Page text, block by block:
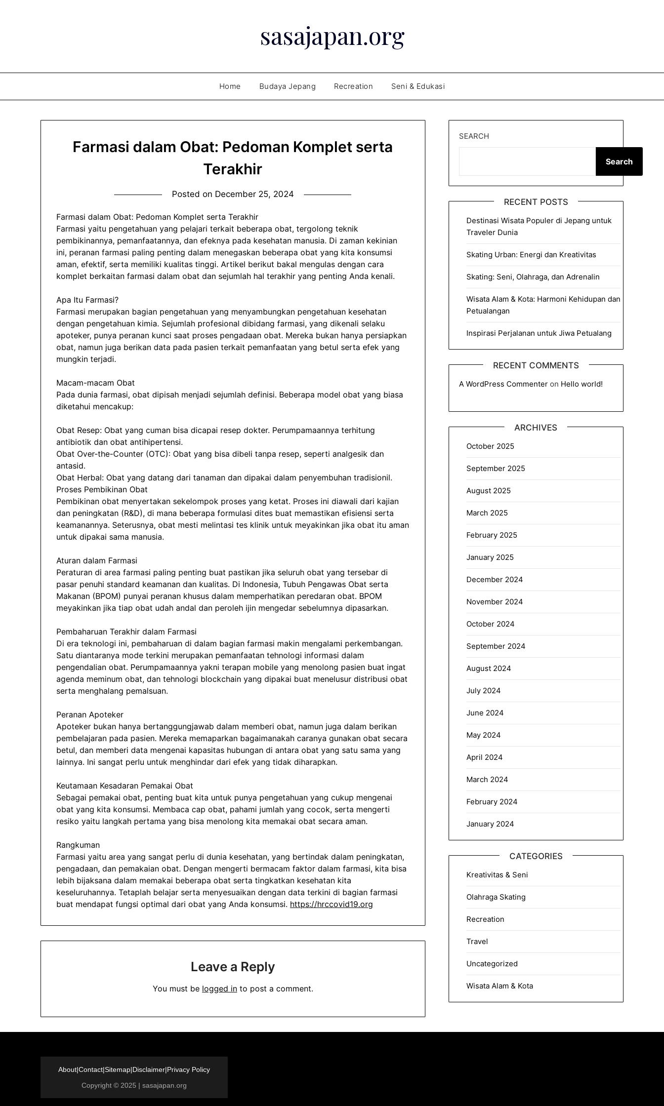
sasajapan.org
Home Budaya Jepang Recreation Seni & Edukasi
Farmasi dalam Obat: Pedoman Komplet serta
Terakhir
Posted on December 25, 2024
Farmasi dalam Obat: Pedoman Komplet serta Terakhir
Farmasi yaitu pengetahuan yang pelajari terkait beberapa obat, tergolong teknik
pembikinannya, pemanfaatannya, dan efeknya pada kesehatan manusia. Di zaman kekinian
ini, peranan farmasi paling penting dalam menegaskan beberapa obat yang kita konsumsi
aman, efektif, serta memiliki kualitas tinggi. Artikel berikut bakal mengulas dengan cara
komplet berkaitan farmasi dalam obat dan sejumlah hal terakhir yang penting Anda kenali.
Apa Itu Farmasi?
Farmasi merupakan bagian pengetahuan yang menyambungkan pengetahuan kesehatan
dengan pengetahuan kimia. Sejumlah profesional dibidang farmasi, yang dikenali selaku
apoteker, punya peranan kunci saat proses pengadaan obat. Mereka bukan hanya persiapkan
obat, namun juga berikan data pada pasien terkait pemanfaatan yang betul serta efek yang
mungkin terjadi.
Macam-macam Obat
Pada dunia farmasi, obat dipisah menjadi sejumlah definisi. Beberapa model obat yang biasa
diketahui mencakup:
Obat Resep: Obat yang cuman bisa dicapai resep dokter. Perumpamaannya terhitung
antibiotik dan obat antihipertensi.
Obat Over-the-Counter (OTC): Obat yang bisa dibeli tanpa resep, seperti analgesik dan
antasid.
Obat Herbal: Obat yang datang dari tanaman dan dipakai dalam penyembuhan tradisionil.
Proses Pembikinan Obat
Pembikinan obat menyertakan sekelompok proses yang ketat. Proses ini diawali dari kajian
dan peningkatan (R&D), di mana beberapa formulasi dites buat memastikan efisiensi serta
keamanannya. Seterusnya, obat mesti melintasi tes klinik untuk meyakinkan jika obat itu aman
untuk dipakai sama manusia.
Aturan dalam Farmasi
Peraturan di area farmasi paling penting buat pastikan jika seluruh obat yang tersebar di
pasar penuhi standard keamanan dan kualitas. Di Indonesia, Tubuh Pengawas Obat serta
Makanan (BPOM) punyai peranan khusus dalam memperhatikan peredaran obat. BPOM
meyakinkan jika tiap obat udah andal dan peroleh ijin mengedar sebelumnya dipasarkan.
Pembaharuan Terakhir dalam Farmasi
Di era teknologi ini, pembaharuan di dalam bagian farmasi makin mengalami perkembangan.
Satu diantaranya mode terkini merupakan pemanfaatan tehnologi informasi dalam
pengendalian obat. Perumpamaannya yakni terapan mobile yang menolong pasien buat ingat
agenda meminum obat, dan tehnologi blockchain yang dipakai buat menelusur distribusi obat
serta menghalang pemalsuan.
Peranan Apoteker
Apoteker bukan hanya bertanggungjawab dalam memberi obat, namun juga dalam berikan
pembelajaran pada pasien. Mereka memaparkan bagaimanakah caranya gunakan obat secara
betul, dan memberi data mengenai kapasitas hubungan di antara obat yang satu sama yang
lainnya. Ini sangat perlu untuk menghindar dari efek yang tidak diharapkan.
Keutamaan Kesadaran Pemakai Obat
Sebagai pemakai obat, penting buat kita untuk punya pengetahuan yang cukup mengenai
obat yang kita konsumsi. Membaca cap obat, pahami jumlah yang cocok, serta mengerti
resiko yaitu langkah pertama yang bisa menolong kita memakai obat secara aman.
Rangkuman
Farmasi yaitu area yang sangat perlu di dunia kesehatan, yang bertindak dalam peningkatan,
pengadaan, dan pemakaian obat. Dengan mengerti bermacam faktor dalam farmasi, kita bisa
lebih bijaksana dalam memakai beberapa obat serta tingkatkan kesehatan kita
keseluruhannya. Tetaplah belajar serta menyesuaikan dengan data terkini di bagian farmasi
buat mendapat fungsi optimal dari obat yang Anda konsumsi. https://hrccovid19.org
Leave a Reply
You must be logged into post a comment.
SEARCH
Search
RECENT POSTS
Destinasi Wisata Populer di Jepang untuk
Traveler Dunia
Skating Urban: Energi dan Kreativitas
Skating: Seni, Olahraga, dan Adrenalin
Wisata Alam & Kota: Harmoni Kehidupan dan
Petualangan
Inspirasi Perjalanan untuk Jiwa Petualang
RECENT COMMENTS
A WordPress Commenteron Hello world!
ARCHIVES
October 2025
September 2025
August 2025
March 2025
February 2025
January 2025
December 2024
November 2024
October 2024
September 2024
August 2024
July 2024
June 2024
May 2024
April 2024
March 2024
February 2024
January 2024
CATEGORIES
Kreativitas & Seni
Olahraga Skating
Recreation
Travel
Uncategorized
Wisata Alam & Kota
About|Contact|Sitemap|Disclaimer|Privacy Policy
Copyright © 2025 | sasajapan.org